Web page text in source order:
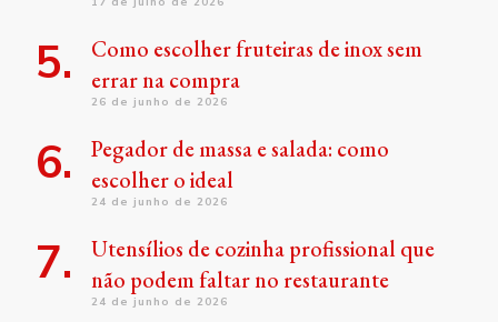
Como escolher fruteiras de inox sem
errar na compra
26 de junho de 2026
Pegador de massa e salada: como
escolher o ideal
24 de junho de 2026
Utensílios de cozinha profissional que
não podem faltar no restaurante
24 de junho de 2026